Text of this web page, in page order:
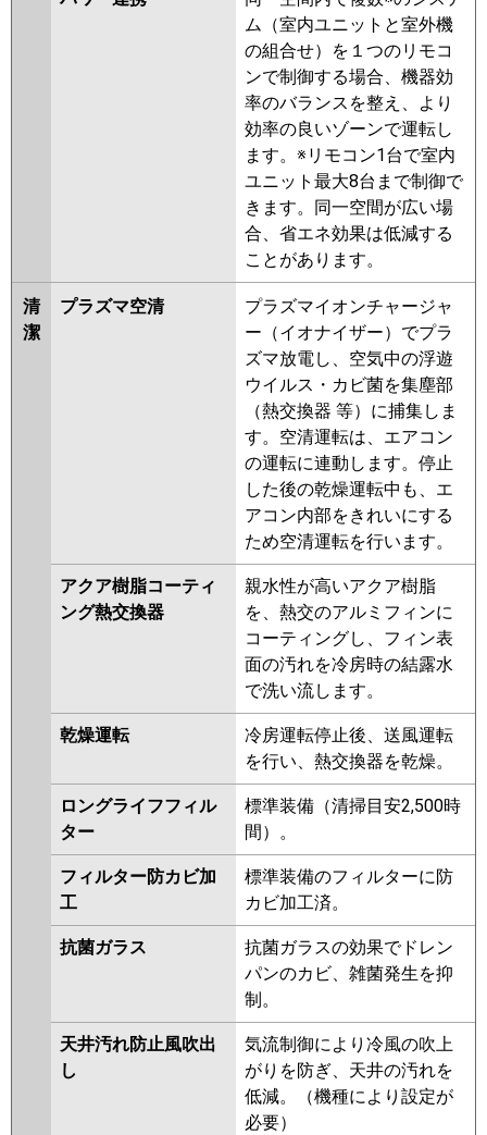
ZRMP140KLR PCZ-ZRMP140KR
RPC-GP140RGH8
RPC-
GP140RGH7 RPC-GP140RGH6
RPC-GP140RGH5 RPCK-
GP140RGH4 RPC-GP140RGH4
RPCK-GP140RGH3 RPC-
GP140RGH3 RPCK-AP140GH7
RPCK-GP140RGH2 RPC-
AP140GH7 RPC-GP140RGH2
RPC-AP140GH6 RPC-
三菱重工 FDEZ1405H5SA FDEZ1405H5S
PA-P140T7GNBX
PA-P140T7GB
PA-P140T7GNB PA-P140T7G
PA-
P140T7GN
PA-P140VK6GNB PA-
P140V6GNB PA-P140T6GB
PA-
P140T6GNB PA-P140VK6GN
PA-
P140V6GN PA-P140T6GA PA-
P140T6GN1
ム（室内ユニットと室外機
の組合せ）を１つのリモコ
ンで制御する場合、機器効
率のバランスを整え、より
効率の良いゾーンで運転し
ます。※リモコン1台で室内
ユニット最大8台まで制御で
きます。同一空間が広い場
合、省エネ効果は低減する
ことがあります。
清
潔
プラズマ空清
プラズマイオンチャージャ
ー（イオナイザー）でプラ
ズマ放電し、空気中の浮遊
ウイルス・カビ菌を集塵部
（熱交換器 等）に捕集しま
す。空清運転は、エアコン
の運転に連動します。停止
した後の乾燥運転中も、エ
アコン内部をきれいにする
ため空清運転を行います。
アクア樹脂コーティ
ング熱交換器
親水性が高いアクア樹脂
を、熱交のアルミフィンに
コーティングし、フィン表
面の汚れを冷房時の結露水
で洗い流します。
乾燥運転
冷房運転停止後、送風運転
を行い、熱交換器を乾燥。
ロングライフフィル
ター
標準装備（清掃目安2,500時
間）。
フィルター防カビ加
工
標準装備のフィルターに防
カビ加工済。
抗菌ガラス
抗菌ガラスの効果でドレン
パンのカビ、雑菌発生を抑
制。
天井汚れ防止風吹出
し
気流制御により冷風の吹上
がりを防ぎ、天井の汚れを
低減。（機種により設定が
必要）